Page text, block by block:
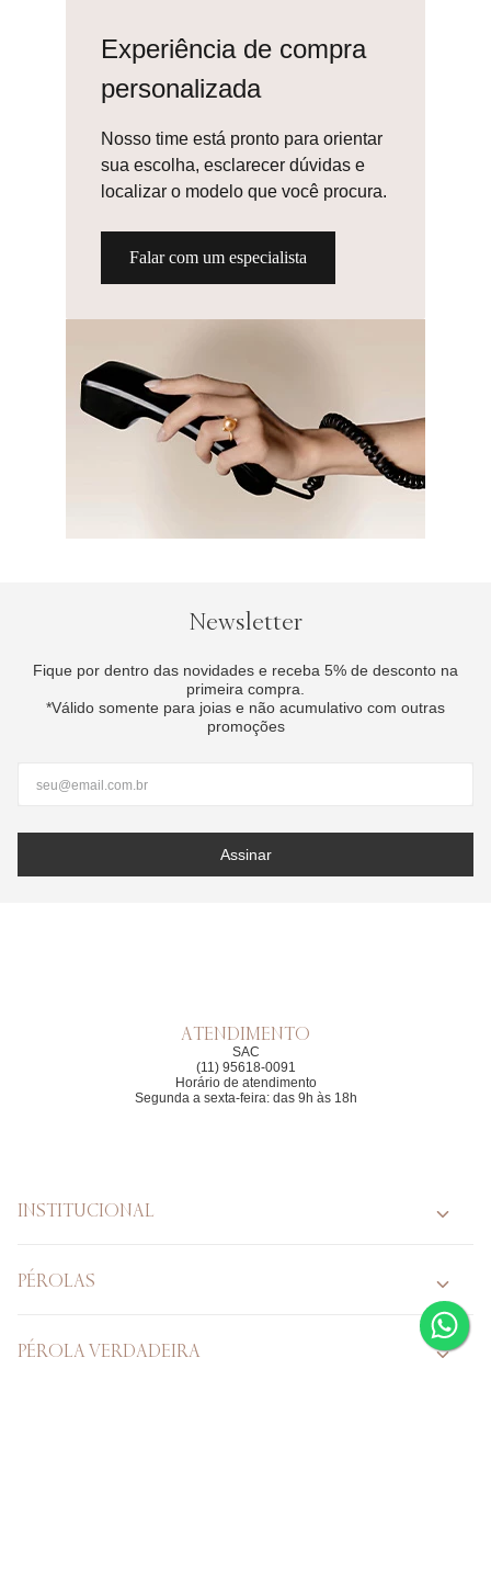
Experiência de compra
personalizada
Nosso time está pronto para
orientar sua escolha, esclarecer
dúvidas e localizar o modelo que
Falar com um
especialista
Fique por dentro das novidades e receba 5% de desconto
na primeira compra.
*Válido somente para joias e não acumulativo com outras
Assinar
ATENDIMENTO
SAC
(11) 95618-0091
Horário de atendimento